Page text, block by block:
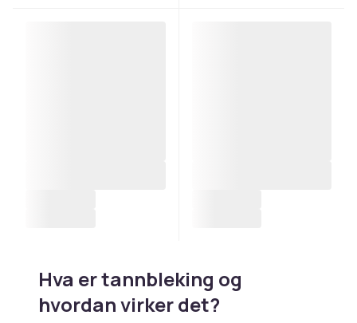
Hva er tannbleking og
hvordan virker det?